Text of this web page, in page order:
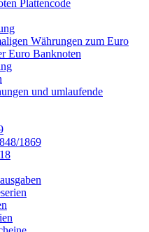
Plattencode
Währungen zum Euro
Euro Banknoten
und umlaufende
1869